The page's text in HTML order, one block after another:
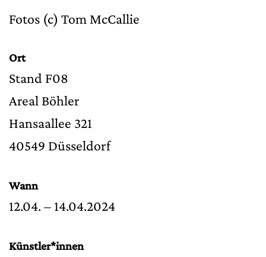
Fotos (c) Tom McCallie
Ort
Stand F08
Areal Böhler
Hansaallee 321
40549 Düsseldorf
Wann
12.04. – 14.04.2024
Künstler*innen